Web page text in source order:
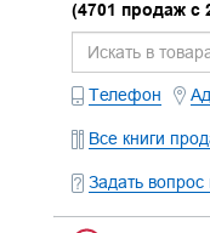
(4701 продаж с
Телефон
Все книги
Задать вопрос